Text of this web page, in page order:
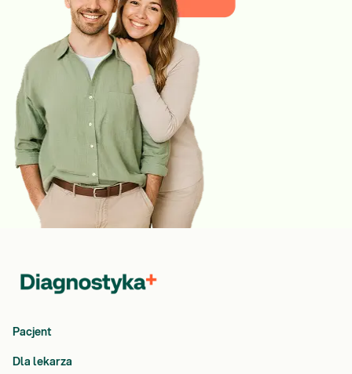
Pacjent
Dla lekarza